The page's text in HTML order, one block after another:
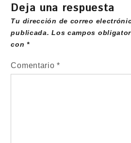
Deja una respuesta
Tu dirección de correo
publicada. Los campos
con*
Comentario*